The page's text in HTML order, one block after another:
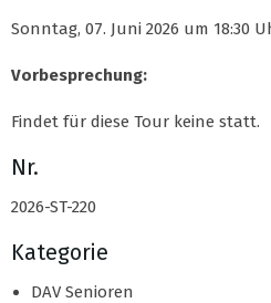
Sonntag, 07. Juni 2026 um 18:30
Vorbesprechung:
Findet für diese Tour keine statt.
Nr.
2026-ST-220
Kategorie
DAV Senioren